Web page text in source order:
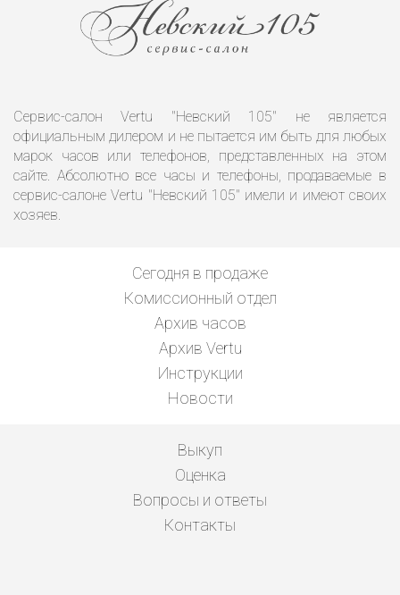
Сервис-салон Vertu "Невский 105" не является
официальным дилером и не пытается им быть для любых
марок часов или телефонов, представленных на этом
сайте. Абсолютно все часы и телефоны, продаваемые в
сервис-салоне Vertu "Невский 105" имели и имеют своих
хозяев.
Сегодня в продаже
Комиссионный отдел
Архив часов
Архив Vertu
Инструкции
Новости
Выкуп
Оценка
Вопросы и ответы
Контакты